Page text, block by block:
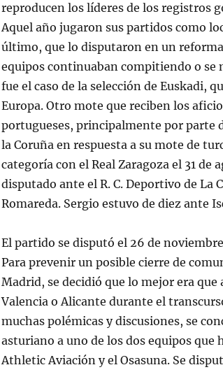
reproducen los líderes de los registros
Aquel año jugaron sus partidos como
último, que lo disputaron en un
equipos continuaban compitiendo o se
fue el caso de la selección de Euskadi,
Europa. Otro mote que reciben los
portugueses, principalmente por parte
la Coruña en respuesta a su mote de
categoría con el Real Zaragoza el 31 de
disputado ante el R. C. Deportivo de La
Romareda. Sergio estuvo de diez ante
El partido se disputó el 26 de
Para prevenir un posible cierre de
Madrid, se decidió que lo mejor era
Valencia o Alicante durante el
muchas polémicas y discusiones, se
asturiano a uno de los dos equipos que
Athletic Aviación y el Osasuna. Se